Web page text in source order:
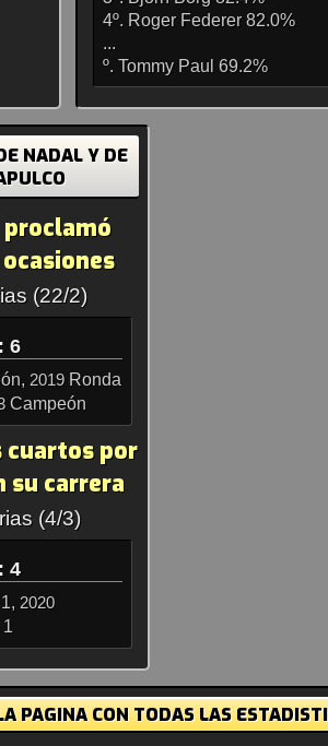
4º. Roger Federer 82.0%
...
º. Tommy Paul 69.2%
NADAL Y DE
proclamó
(22/2)
6
2019 Ronda
Campeón
cuartos por
su carrera
(4/3)
4
2020
PAGINA CON TODAS LAS